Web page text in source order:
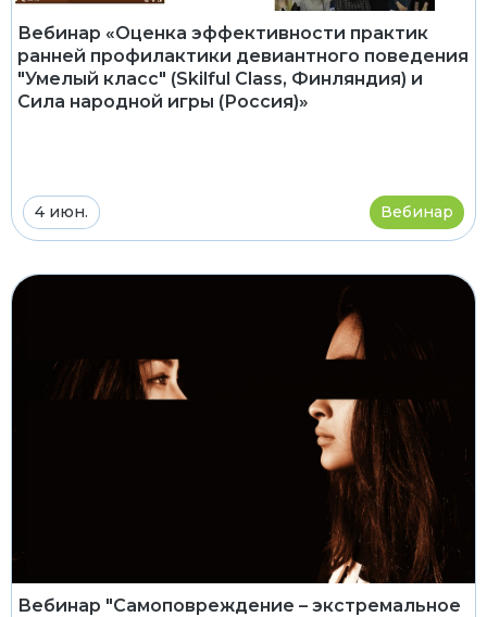
Вебинар «Оценка эффективности практик
ранней профилактики девиантного поведения
"Умелый класс" (Skilful Class, Финляндия) и
Сила народной игры (Россия)»
4 июн. Вебинар
Вебинар "Самоповреждение – экстремальное